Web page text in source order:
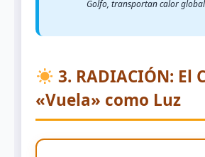
Golfo, transportan calor global
3. RADIACIÓN: El
«Vuela» como Luz